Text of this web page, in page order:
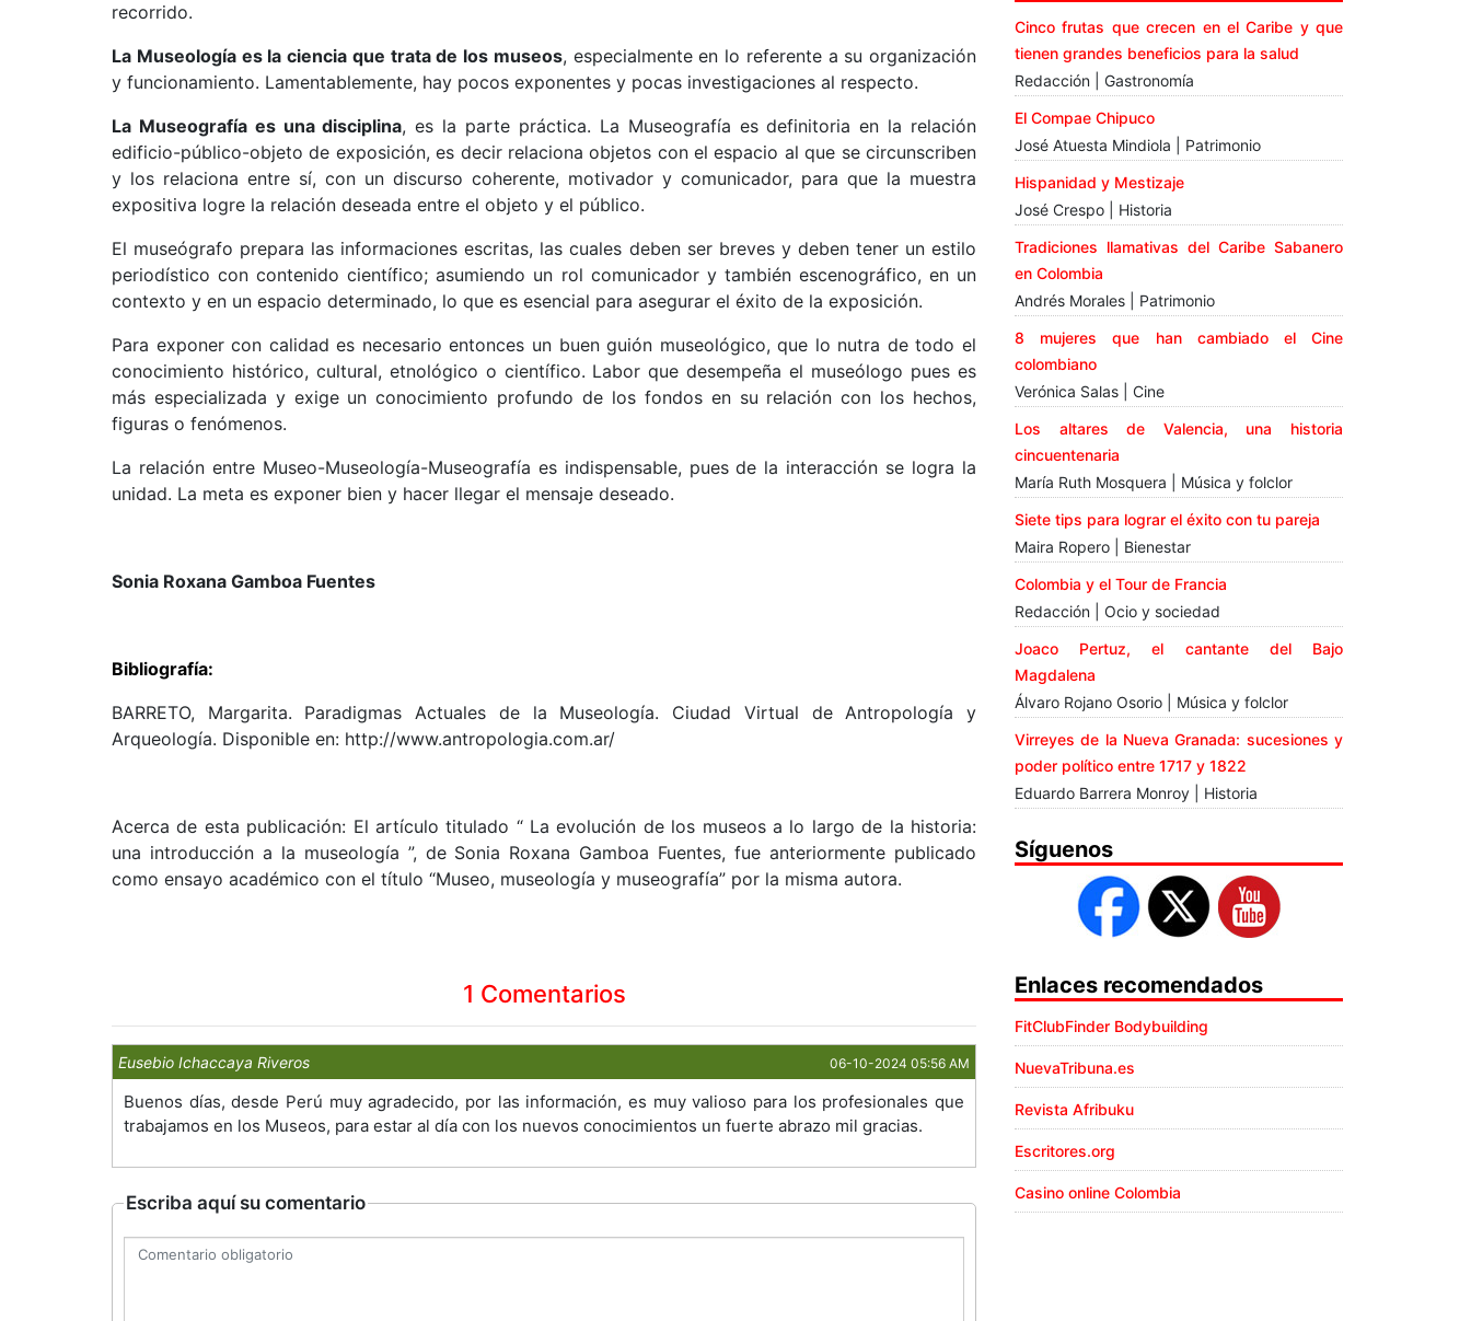
recorrido.
La Museología es la ciencia que trata de los museos, especialmente en lo referente a su organización
y funcionamiento. Lamentablemente, hay pocos exponentes y pocas investigaciones al respecto.
La Museografía es una disciplina, es la parte práctica. La Museografía es definitoria en la relación
edificio-público-objeto de exposición, es decir relaciona objetos con el espacio al que se circunscriben
y los relaciona entre sí, con un discurso coherente, motivador y comunicador, para que la muestra
expositiva logre la relación deseada entre el objeto y el público.
El museógrafo prepara las informaciones escritas, las cuales deben ser breves y deben tener un estilo
periodístico con contenido científico; asumiendo un rol comunicador y también escenográfico, en un
contexto y en un espacio determinado, lo que es esencial para asegurar el éxito de la exposición.
Para exponer con calidad es necesario entonces un buen guión museológico, que lo nutra de todo el
conocimiento histórico, cultural, etnológico o científico. Labor que desempeña el museólogo pues es
más especializada y exige un conocimiento profundo de los fondos en su relación con los hechos,
figuras o fenómenos.
La relación entre Museo-Museología-Museografía es indispensable, pues de la interacción se logra la
unidad. La meta es exponer bien y hacer llegar el mensaje deseado.
Sonia Roxana Gamboa Fuentes
Bibliografía:
BARRETO, Margarita. Paradigmas Actuales de la Museología. Ciudad Virtual de Antropología y
Arqueología. Disponible en: http://www.antropologia.com.ar/
Acerca de esta publicación: El artículo titulado “ La evolución de los museos a lo largo de la historia:
una introducción a la museología ”, de Sonia Roxana Gamboa Fuentes, fue anteriormente publicado
como ensayo académico con el título “Museo, museología y museografía” por la misma autora.
1 Comentarios
Eusebio Ichaccaya Riveros 06-10-2024 05:56 AM
Buenos días, desde Perú muy agradecido, por las información, es muy valioso para los profesionales que
trabajamos en los Museos, para estar al día con los nuevos conocimientos un fuerte abrazo mil gracias.
Escriba aquí su comentario
Cinco frutas que crecen en el Caribe y que
tienen grandes beneficios para la salud
Redacción | Gastronomía
El Compae Chipuco
José Atuesta Mindiola | Patrimonio
Hispanidad y Mestizaje
José Crespo | Historia
Tradiciones llamativas del Caribe Sabanero
en Colombia
Andrés Morales | Patrimonio
8 mujeres que han cambiado el Cine
colombiano
Verónica Salas | Cine
Los altares de Valencia, una historia
cincuentenaria
María Ruth Mosquera | Música y folclor
Siete tips para lograr el éxito con tu pareja
Maira Ropero | Bienestar
Colombia y el Tour de Francia
Redacción | Ocio y sociedad
Joaco Pertuz, el cantante del Bajo
Magdalena
Álvaro Rojano Osorio | Música y folclor
Virreyes de la Nueva Granada: sucesiones y
poder político entre 1717 y 1822
Eduardo Barrera Monroy | Historia
Síguenos
Enlaces recomendados
FitClubFinder Bodybuilding
NuevaTribuna.es
Revista Afribuku
Escritores.org
Casino online Colombia